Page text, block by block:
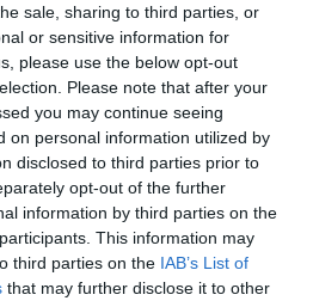
sale, sharing to third parties, or
or sensitive information for
please use the below opt-out
Please note that after your
you may continue seeing
on personal information utilized by
disclosed to third parties prior to
opt-out of the further
information by third parties on the
This information may
third parties on the IAB’s List of
that may further disclose it to other